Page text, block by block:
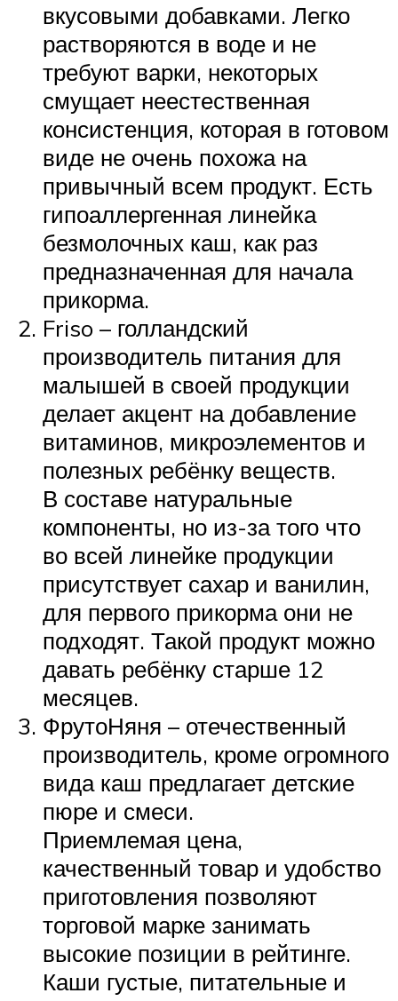
вкусовыми добавками. Легко
растворяются в воде и не
требуют варки, некоторых
смущает неестественная
консистенция, которая в готовом
виде не очень похожа на
привычный всем продукт. Есть
гипоаллергенная линейка
безмолочных каш, как раз
предназначенная для начала
прикорма.
Friso – голландский
производитель питания для
малышей в своей продукции
делает акцент на добавление
витаминов, микроэлементов и
полезных ребёнку веществ.
В составе натуральные
компоненты, но из-за того что
во всей линейке продукции
присутствует сахар и ванилин,
для первого прикорма они не
подходят. Такой продукт можно
давать ребёнку старше 12
месяцев.
ФрутоНяня – отечественный
производитель, кроме огромного
вида каш предлагает детские
пюре и смеси.
Приемлемая цена,
качественный товар и удобство
приготовления позволяют
торговой марке занимать
высокие позиции в рейтинге.
Каши густые, питательные и